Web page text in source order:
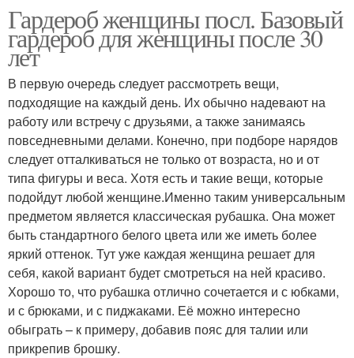
Гардероб женщины посл. Базовый
гардероб для женщины после 30
лет
В первую очередь следует рассмотреть вещи,
подходящие на каждый день. Их обычно надевают на
работу или встречу с друзьями, а также занимаясь
повседневными делами. Конечно, при подборе нарядов
следует отталкиваться не только от возраста, но и от
типа фигуры и веса. Хотя есть и такие вещи, которые
подойдут любой женщине.Именно таким универсальным
предметом является классическая рубашка. Она может
быть стандартного белого цвета или же иметь более
яркий оттенок. Тут уже каждая женщина решает для
себя, какой вариант будет смотреться на ней красиво.
Хорошо то, что рубашка отлично сочетается и с юбками,
и с брюками, и с пиджаками. Её можно интересно
обыграть – к примеру, добавив пояс для талии или
прикрепив брошку.